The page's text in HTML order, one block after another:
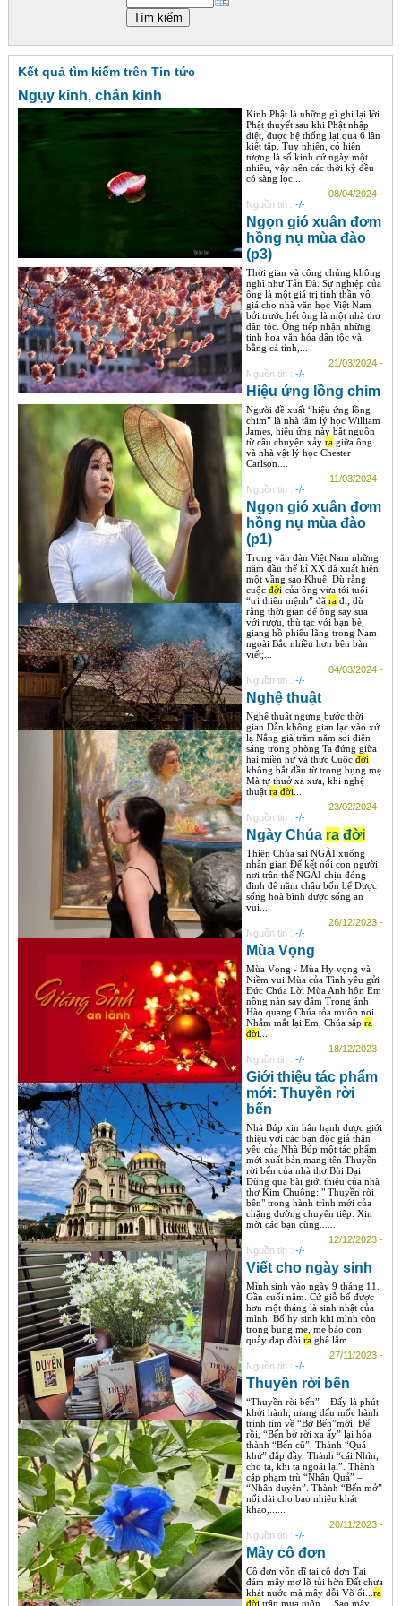
Liên hệ
Tìm kiếm
Kết quả tìm kiếm trên Tin tức
Ngụy kinh, chân kinh
Kinh Phật là những gì ghi lại lời
Phật thuyết sau khi Phật nhập
diệt, được hệ thống lại qua 6 lần
kiết tập. Tuy nhiên, có hiện
tượng là số kinh cứ ngày một
nhiều, vậy nên các thời kỳ đều
có sàng lọc...
08/04/2024 -
Nguồn tin : -/-
Ngọn gió xuân đơm
hồng nụ mùa đào
(p3)
Thời gian và công chúng không
nghĩ như Tản Đà. Sự nghiệp của
ông là một giá trị tinh thần vô
giá cho nhà văn học Việt Nam
bởi trước hết ông là một nhà thơ
dân tộc. Ông tiếp nhận những
tinh hoa văn hóa dân tộc và
bằng cá tính,...
21/03/2024 -
Nguồn tin : -/-
Hiệu ứng lồng chim
Người đề xuất “hiệu ứng lồng
chim” là nhà tâm lý học William
James, hiệu ứng này bắt nguồn
từ câu chuyện xảy ragiữa ông
và nhà vật lý học Chester
Carlson....
11/03/2024 -
Nguồn tin : -/-
Ngọn gió xuân đơm
hồng nụ mùa đào
(p1)
Trong văn đàn Việt Nam những
năm đầu thế kỉ XX đã xuất hiện
một vầng sao Khuê. Dù rằng
cuộc đờicủa ông vừa tới tuổi
“tri thiên mệnh” đã rađi; dù
rằng thời gian để ông say sưa
với rượu, thù tạc với bạn bè,
giang hồ phiêu lãng trong Nam
ngoài Bắc nhiều hơn bên bàn
viết;...
04/03/2024 -
Nguồn tin : -/-
Nghệ thuật
Nghệ thuật ngưng bước thời
gian Dẫn không gian lạc vào xứ
lạ Nắng già trăm năm soi điện
sáng trong phòng Ta đứng giữa
hai miền hư và thực Cuộc đời
không bắt đầu từ trong bụng mẹ
Mà tự thuở xa xưa, khi nghệ
thuật ra đời...
23/02/2024 -
Nguồn tin : -/-
Ngày Chúa ra đời
Thiên Chúa sai NGÀI xuống
nhân gian Để kết nối con người
nơi trần thế NGÀI chịu đóng
đinh để năm châu bốn bể Được
sống hoà bình được sống an
vui...
26/12/2023 -
Nguồn tin : -/-
Mùa Vọng
Mùa Vọng - Mùa Hy vọng và
Niềm vui Mùa của Tình yêu gửi
Đức Chúa Lời Mùa Anh hôn Em
nồng nàn say đắm Trong ánh
Hào quang Chúa tỏa muôn nơi
Nhắm mắt lại Em, Chúa sắp ra
đời...
18/12/2023 -
Nguồn tin : -/-
Giới thiệu tác phẩm
mới: Thuyền rời
bến
Nhà Búp xin hân hạnh được giới
thiệu với các bạn độc giả thân
yêu của Nhà Búp một tác phẩm
mới xuất bản mang tên Thuyền
rời bến của nhà thơ Bùi Đại
Dũng qua bài giới thiệu của nhà
thơ Kim Chuông: " Thuyền rời
bên" trong hành trình mới của
chặng đường chuyển tiếp. Xin
mời các bạn cùng......
12/12/2023 -
Nguồn tin : -/-
Viết cho ngày sinh
Mình sinh vào ngày 9 tháng 11.
Gần cuối năm. Cứ giỗ bố được
hơn một tháng là sinh nhật của
mình. Bố hy sinh khi mình còn
trong bụng mẹ, mẹ bảo con
quẫy đạp đòi raghê lắm....
27/11/2023 -
Nguồn tin : -/-
Thuyền rời bến
“Thuyền rời bến” – Đấy là phút
khởi hành, mang dấu mốc hành
trình tìm về “Bờ Bến”mới. Để
rồi, “Bến bờ rời xa ấy” lại hóa
thành “Bến cũ”, Thành “Quá
khứ” đắp đầy. Thành “cái Nhìn,
cho ta, khi ta ngoái lại”. Thành
cặp phạm trù “Nhân Quả” –
“Nhân duyên”. Thành “Bến mở”
nối dài cho bao nhiêu khát
khao,......
20/11/2023 -
Nguồn tin : -/-
Mây cô đơn
Cô đơn vốn dĩ tại cô đơn Tại
đám mây mơ lỡ tủi hờn Đất chưa
khát nước mà mây dỗi Vỡ ối...ra
đời trận mưa tuôn ... Sao mây